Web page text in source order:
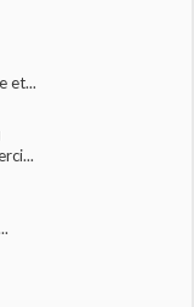
et...